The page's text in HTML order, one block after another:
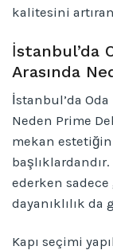
kalitesini
İstanbul’da
Arasında
İstanbul’da Oda
Neden Prime
mekan estetiğini
ederken sadece
dayanıklılık
Kapı seçimi